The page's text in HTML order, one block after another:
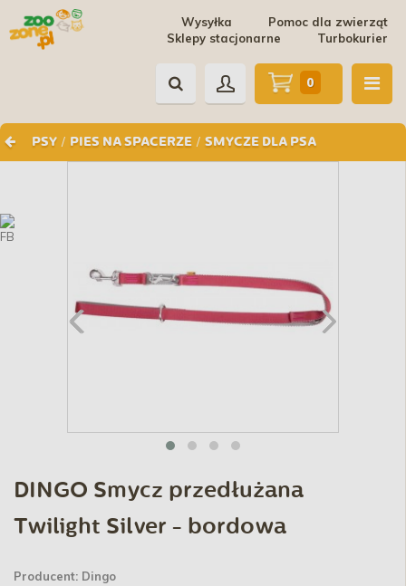
Pomoc dla zwierząt
Wysyłka
Turbokurier
Sklepy stacjonarne
PSY / PIES NA SPACERZE / SMYCZE DLA PSA
0
DINGO Smycz przedłużana
Twilight Silver - bordowa
Producent: Dingo